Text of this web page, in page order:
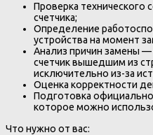
Проверка технического
счетчика;
Определение
устройства на момент
Анализ причин замены
счетчик вышедшим из
исключительно из-за
Оценка корректности
Подготовка
которое можно
Что нужно от вас: